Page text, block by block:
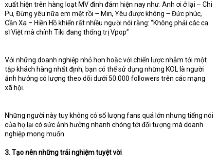
xuất hiện trên hàng loạt MV đình đám hiện nay như: Anh ơi ở lại – Chi
Pu, Đừng yêu nữa em mệt rồi – Min, Yêu được không – Đức phúc,
Cần Xa – Hiền Hồ khiến rất nhiều người nói rằng: “Không phải các ca
sĩ Việt mà chính Tiki đang thống trị Vpop”
Với những doanh nghiệp nhỏ hơn hoặc với chiến lược nhắm tới một
tập khách hàng nhất định, bạn có thể sử dụng những KOL là người
ảnh hưởng có lượng theo dõi dưới 50.000 followers trên các mạng
xã hội.
Những người này tuy không có số lượng fans quá lớn nhưng tiếng nói
của họ lại có sức ảnh hưởng nhanh chóng tới đối tượng mà doanh
nghiệp mong muốn.
3. Tạo nên những trải nghiệm tuyệt vời